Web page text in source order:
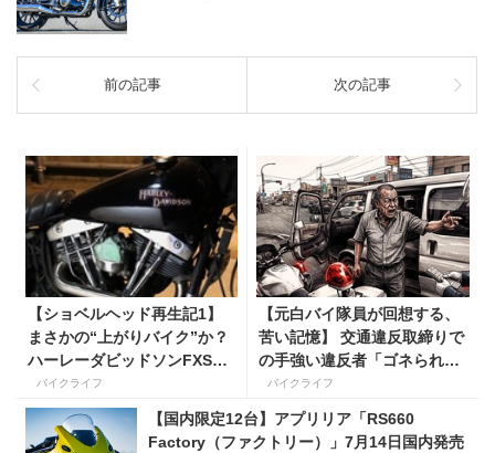
前の記事 次の記事
【ショベルヘッド再生記1】
まさかの“上がりバイク”か？
ハーレーダビッドソンFXSロ
ーライダー
バイクライフ
【元白バイ隊員が回想する、
苦い記憶】 交通違反取締りで
の手強い違反者「ゴネられス
トーリー」
バイクライフ
【国内限定12台】アプリリア「RS660
Factory（ファクトリー）」7月14日国内発売